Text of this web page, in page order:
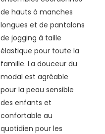
de hauts à manches
longues et de pantalons
de jogging à taille
élastique pour toute la
famille. La douceur du
modal est agréable
pour la peau sensible
des enfants et
confortable au
quotidien pour les